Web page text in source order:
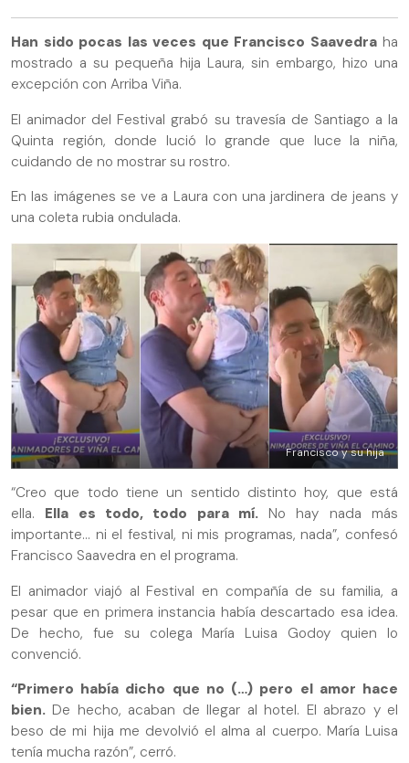
Han sido pocas las veces que Francisco Saavedraha
mostrado a su pequeña hija Laura, sin embargo, hizo una
excepción con Arriba Viña.
El animador del Festival grabó su travesía de Santiago a la
Quinta región, donde lució lo grande que luce la niña,
cuidando de no mostrar su rostro.
En las imágenes se ve a Laura con una jardinera de jeans y
una coleta rubia ondulada.
Francisco y su hija
“Creo que todo tiene un sentido distinto hoy, que está
ella. Ella es todo, todo para mí.No hay nada más
importante… ni el festival, ni mis programas, nada”, confesó
Francisco Saavedra en el programa.
El animador viajó al Festival en compañía de su familia, a
pesar que en primera instancia había descartado esa idea.
De hecho, fue su colega María Luisa Godoy quien lo
convenció.
“Primero había dicho que no (…) pero el amor hace
bien. De hecho, acaban de llegar al hotel. El abrazo y el
beso de mi hija me devolvió el alma al cuerpo. María Luisa
tenía mucha razón”, cerró.